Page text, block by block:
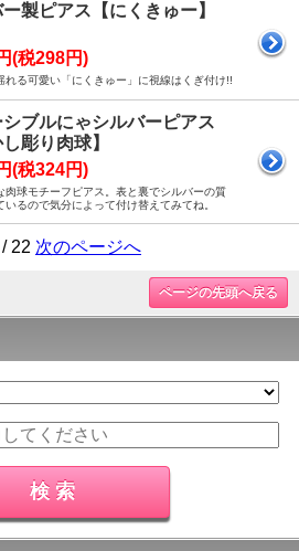
製ピアス【にくきゅー】
(税298円)
れる可愛い「にくきゅー」に視線はくぎ付け!!
シブルにゃシルバーピアス
し彫り肉球】
(税324円)
肉球モチーフピアス。表と裏でシルバーの質
いるので気分によって付け替えてみてね。
22 次のページへ
ページの先頭へ戻る